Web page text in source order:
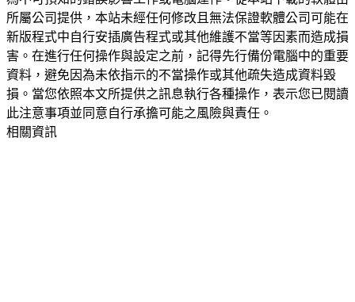
所屬公司提供，本站未經任何修改且無法保證軟體公司可能在
新版程式中自行安插廣告程式或其他維護不當等因素而造成損
害。在進行任何操作與設定之前，記得先行備份電腦中的重要
資料，避免因為未依指示的不當操作或其他疏失造成資料毀
損。當您依照本文所提供之訊息執行各種操作，表示您已閱讀
此注意事項並同意自行承擔可能之風險與責任。
相關資訊